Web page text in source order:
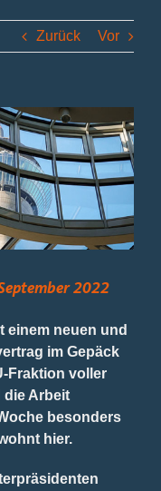
Zurück Vor
2022
einem neuen und
im Gepäck
Fraktion voller
die Arbeit
besonders
hier.